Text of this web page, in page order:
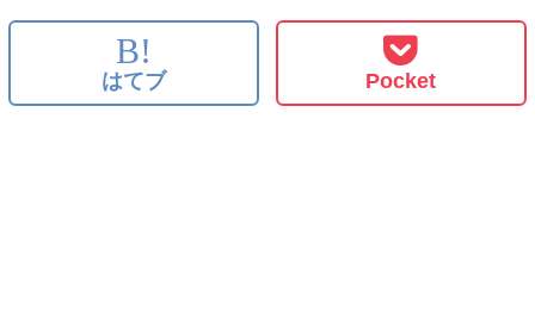
B!
はてブ Pocket